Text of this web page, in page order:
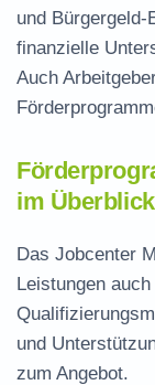
und Bürgergeld-
finanzielle
Auch
im Überblick
Das Jobcenter
Leistungen
und
zum Angebot.